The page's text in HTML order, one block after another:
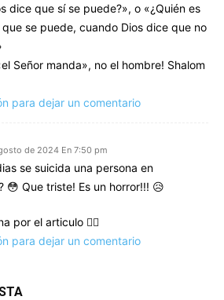
dice que sí se puede?», o «¿Quién es
se puede, cuando Dios dice que no
Señor manda», no el hombre! Shalom
para dejar un comentario
de 2024 En 7:50 pm
se suicida una persona en
😳 Que triste! Es un horror!!! 😥
por el articulo 👍🏼
para dejar un comentario